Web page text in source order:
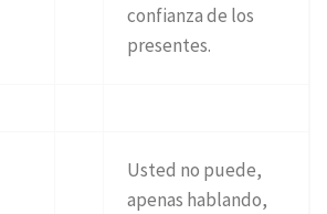
confianza de los
presentes.
Usted no puede,
apenas hablando,